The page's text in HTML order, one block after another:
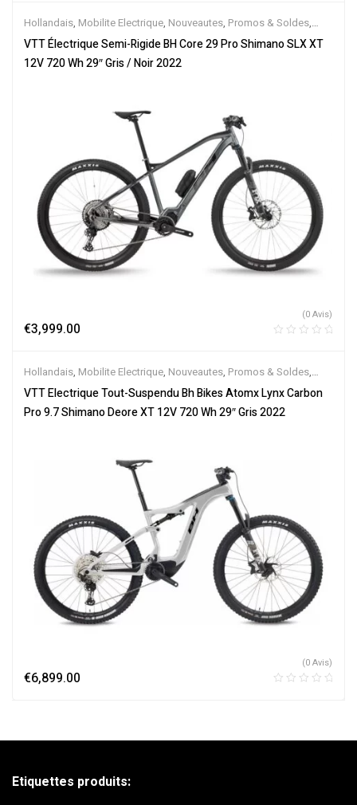
Hollandais, Mobilite Electrique, Nouveautes, Promos & Soldes,
Semi-Rigides,Vélo électrique ville,Velos Electriques,VTT
Électriques
VTT Électrique Semi-Rigide BH Core 29 Pro Shimano SLX XT
12V 720 Wh 29″ Gris / Noir 2022
€3,999.00
(0 Avis)
Hollandais, Mobilite Electrique, Nouveautes, Promos & Soldes,
Tout-Suspendus,Vélo électrique ville,Velos Electriques,VTT
Électriques
VTT Electrique Tout-Suspendu Bh Bikes Atomx Lynx Carbon
Pro 9.7 Shimano Deore XT 12V 720 Wh 29″ Gris 2022
€6,899.00
(0 Avis)
Etiquettes produits: